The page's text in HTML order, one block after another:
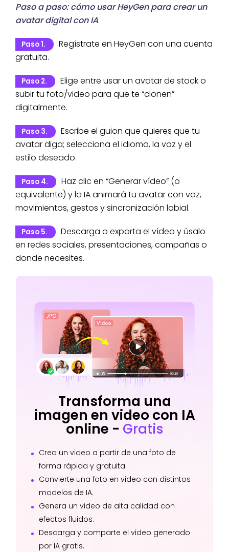
Paso a paso: cómo usar HeyGen para crear un
avatar digital con IA
Paso 1.
Regístrate en HeyGen con una cuenta
gratuita.
Paso 2.
Elige entre usar un avatar de stock o
subir tu foto/video para que te “clonen”
digitalmente.
Paso 3.
Escribe el guion que quieres que tu
avatar diga; selecciona el idioma, la voz y el
estilo deseado.
Paso 4.
Haz clic en “Generar vídeo” (o
equivalente) y la IA animará tu avatar con voz,
movimientos, gestos y sincronización labial.
Paso 5.
Descarga o exporta el vídeo y úsalo
en redes sociales, presentaciones, campañas o
donde necesites.
Transforma una
imagen en video con IA
online - Gratis
Crea un video a partir de una foto de
forma rápida y gratuita.
Convierte una foto en video con distintos
modelos de IA.
Genera un video de alta calidad con
efectos fluidos.
Descarga y comparte el video generado
por IA gratis.